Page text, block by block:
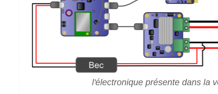
l'électronique présente dans la